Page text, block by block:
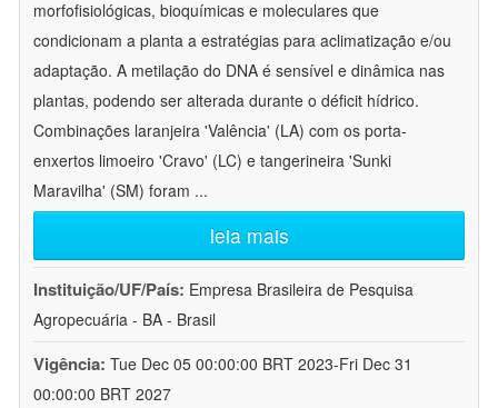
morfofisiológicas, bioquímicas e moleculares que
condicionam a planta a estratégias para aclimatização e/ou
adaptação. A metilação do DNA é sensível e dinâmica nas
plantas, podendo ser alterada durante o déficit hídrico.
Combinações laranjeira 'Valência' (LA) com os porta-
enxertos limoeiro 'Cravo' (LC) e tangerineira 'Sunki
Maravilha' (SM) foram ...
leia mais
Instituição/UF/País: Empresa Brasileira de Pesquisa
Agropecuária - BA - Brasil
Vigência: Tue Dec 05 00:00:00 BRT 2023-Fri Dec 31
00:00:00 BRT 2027